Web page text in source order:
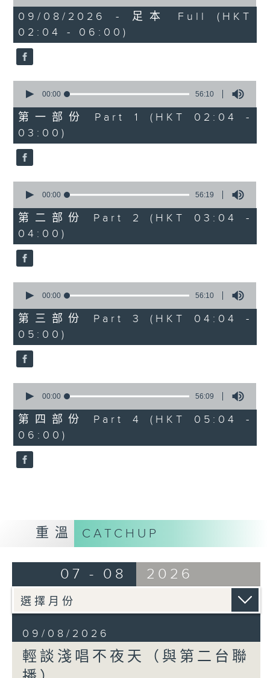
3
hours,
43
minutes,
59
seconds
09/08/2026 - 足本 Full (HKT
02:04 - 06:00)
seconds
56
minutes,
10
seconds
00:00 56:10
第一部份 Part 1 (HKT 02:04 -
03:00)
seconds
56
minutes,
19
seconds
00:00 56:19
第二部份 Part 2 (HKT 03:04 -
04:00)
seconds
56
minutes,
10
seconds
00:00 56:10
第三部份 Part 3 (HKT 04:04 -
05:00)
seconds
56
minutes,
9
seconds
00:00 56:09
第四部份 Part 4 (HKT 05:04 -
06:00)
重溫 CATCHUP
07 - 08 2026
09/08/2026
輕談淺唱不夜天（與第二台聯